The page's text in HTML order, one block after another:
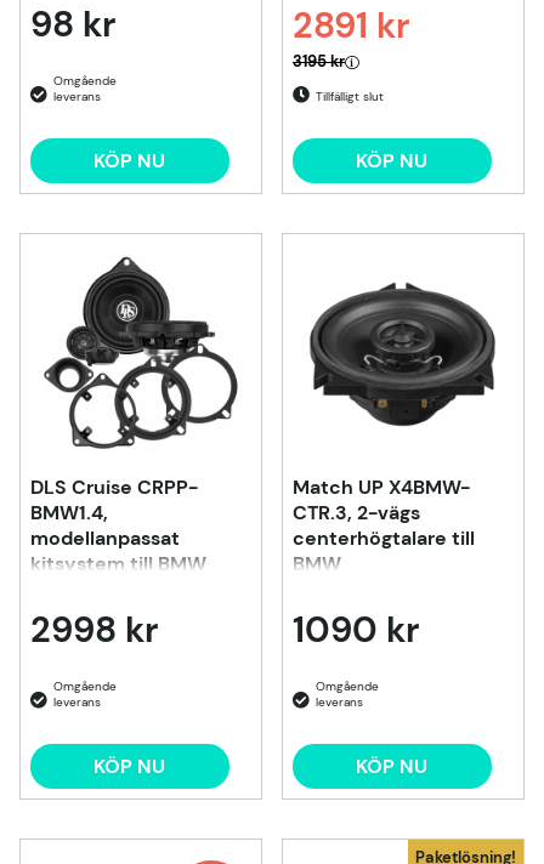
98 kr
KÖP NU
2891 kr
Ordinarie pris:
3195 kr
Tillfälligt slut
KÖP NU
DLS Cruise CRPP-
BMW1.4,
modellanpassat
kitsystem till BMW
2998 kr
KÖP NU
Match UP X4BMW-
CTR.3, 2-vägs
centerhögtalare till
BMW
1090 kr
KÖP NU
Paketlösning!